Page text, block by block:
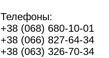
Телефоны:
+38 (068) 680-10-01
+38 (066) 827-64-34
+38 (063) 326-70-34